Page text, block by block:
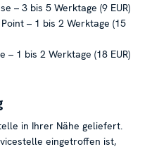
– 3 bis 5 Werktage (9 EUR)
– 1 bis 2 Werktage (15
– 1 bis 2 Werktage (18 EUR)
in Ihrer Nähe geliefert.
eingetroffen ist,